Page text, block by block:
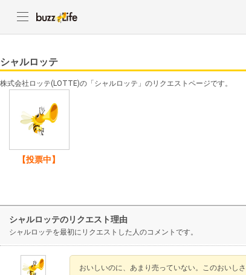
シャルロッテ
株式会社ロッテ(LOTTE)の「シャルロッテ」のリクエストページです。
【投票中】
シャルロッテのリクエスト理由
シャルロッテを最初にリクエストした人のコメントです。
おいしいのに、あまり売っていない。このおいし